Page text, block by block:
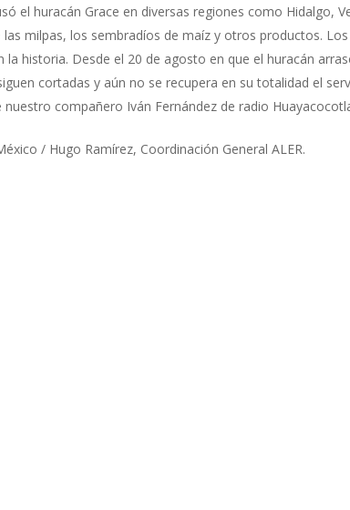
el huracán Grace en diversas regiones como Hidalgo,
milpas, los sembradíos de maíz y otros productos.
historia. Desde el 20 de agosto en que el huracán
cortadas y aún no se recupera en su totalidad el
compañero Iván Fernández de radio
/ Hugo Ramírez, Coordinación General ALER.